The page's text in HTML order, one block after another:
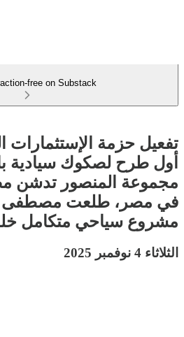
free on Substack
تفعيل حزمة
أول طرح لصكوك سيادية
مجموعة المنصور تدشن
في مصر، طلعت مصطفى
مشروع سياحي متكامل
الثلاثاء 4 نوفمبر 2025